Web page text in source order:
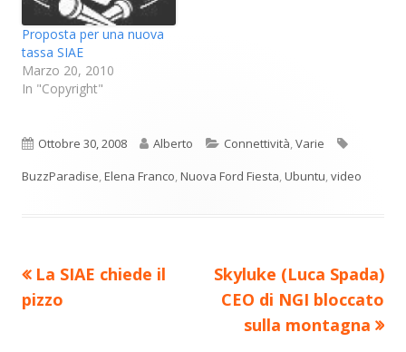
Proposta per una nuova
tassa SIAE
Marzo 20, 2010
In "Copyright"
Pubblicato
Ottobre 30, 2008 Autore
Alberto Categorie
Connettività,Varie
BuzzParadise,Elena Franco,Nuova Ford Fiesta,Ubuntu,video
Navigazione
articoli
Precedente
articolo:
La SIAE chiede il
pizzo
Nuovo
articolo:
Skyluke (Luca Spada)
CEO di NGI bloccato
sulla montagna